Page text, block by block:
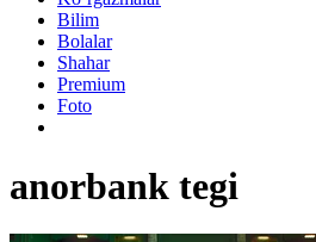
Bilim
Bolalar
Shahar
Premium
Foto
anorbank tegi